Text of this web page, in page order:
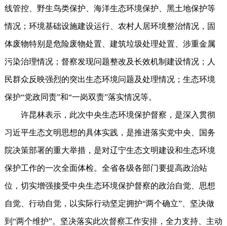
线管控、野生鸟类保护、海洋生态环境保护、黑土地保护等
情况；环境基础设施建设运行、农村人居环境整治情况，固
体废物特别是危险废物处置、建筑垃圾处理处置、涉重金属
污染治理情况；督察发现问题整改及长效机制建设情况；人
民群众反映强烈的突出生态环境问题及处理情况；生态环境
保护“党政同责”和“一岗双责”落实情况等。
许昆林表示，此次中央生态环境保护督察，是深入贯彻
习近平生态文明思想的具体实践，是推进落实党中央、国务
院决策部署的重大举措，是对辽宁生态文明建设和生态环境
保护工作的一次全面体检。全省各级各部门要提高政治站
位，切实增强接受中央生态环境保护督察的政治自觉、思想
自觉、行动自觉，以实际行动坚定拥护“两个确立”、坚决做
到“两个维护”。坚决落实此次督察工作安排，全力支持、主动